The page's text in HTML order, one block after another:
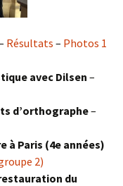
Résultats – Photos 1
avec Dilsen –
d’orthographe–
à Paris (4e années)
2)
du